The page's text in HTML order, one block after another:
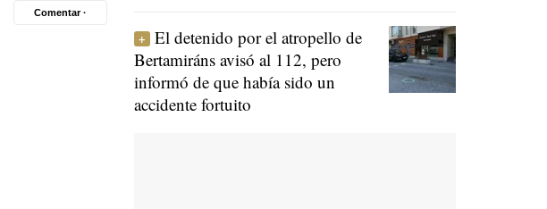
Comentar ·
El detenido por el atropello de
Bertamiráns avisó al 112, pero
informó de que había sido un
accidente fortuito